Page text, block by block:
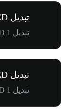
تبدیل KLED به CAD
تبدیل 1 KLED به C$0.0141
تبدیل KLED به GBP
تبدیل 1 KLED به £0.007500